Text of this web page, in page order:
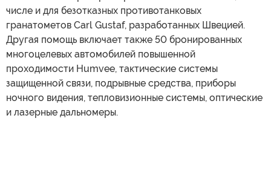
числе и для безотказных противотанковых
гранатометов Carl Gustaf, разработанных Швецией.
Другая помощь включает также 50 бронированных
многоцелевых автомобилей повышенной
проходимости Humvee, тактические системы
защищенной связи, подрывные средства, приборы
ночного видения, тепловизионные системы, оптические
и лазерные дальномеры.